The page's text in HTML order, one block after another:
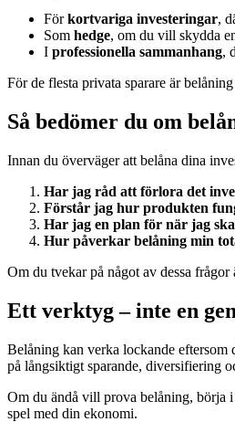
Förkortvariga investeringar,
Som hedge, om du vill skydda
I professionella sammanhang,
För de flesta privata sparare är
Så bedömer du om
Innan du överväger att belåna dina
Har jag råd att förlora det
Förstår jag hur produkten
Har jag en plan för när jag
Hur påverkar belåning min
Om du tvekar på något av dessa
Ett verktyg – inte en
Belåning kan verka lockande eftersom
på långsiktigt sparande, diversifiering
Om du ändå vill prova belåning, börja i
spel med din ekonomi.